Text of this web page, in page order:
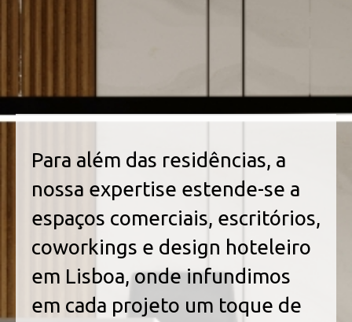
Para além das residências, a
nossa expertise estende-se a
espaços comerciais, escritórios,
coworkings e design hoteleiro
em Lisboa, onde infundimos
em cada projeto um toque de